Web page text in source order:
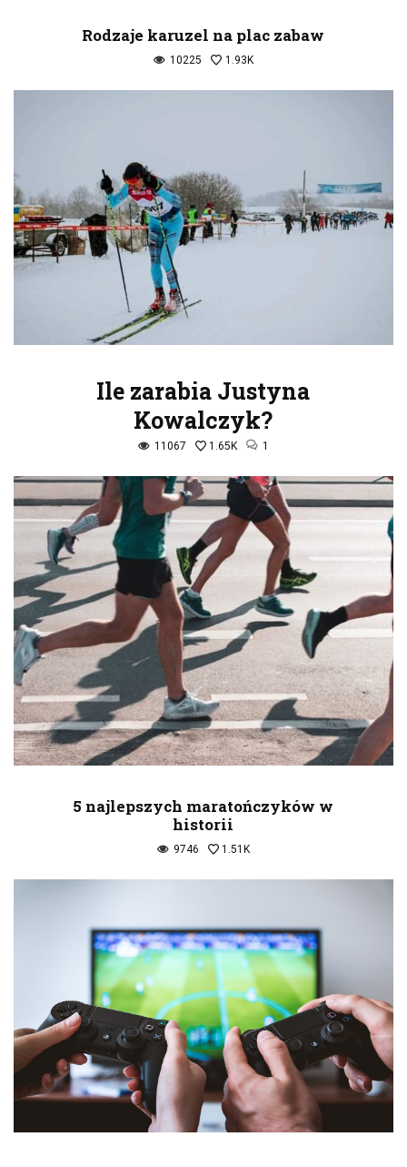
Rodzaje karuzel na plac zabaw
10225 1.93K
Ile zarabia Justyna
Kowalczyk?
11067 1.65K 1
5 najlepszych maratończyków w
historii
9746 1.51K